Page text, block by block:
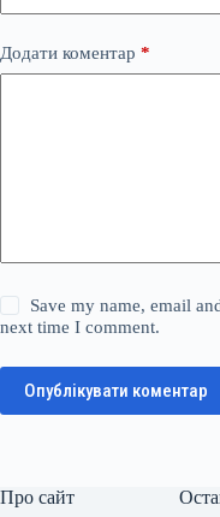
Додати коментар *
Save my name, email
next time I comment.
Опублікувати коментар
Про сайт